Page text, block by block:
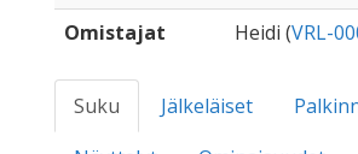
Omistajat
Heidi (VRL-
Suku Jälkeläiset